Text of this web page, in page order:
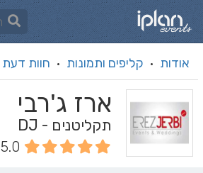
אודות · קליפים ותמונות · חוות דעת
ארז ג'רבי
תקליטנים - DJ
5.0